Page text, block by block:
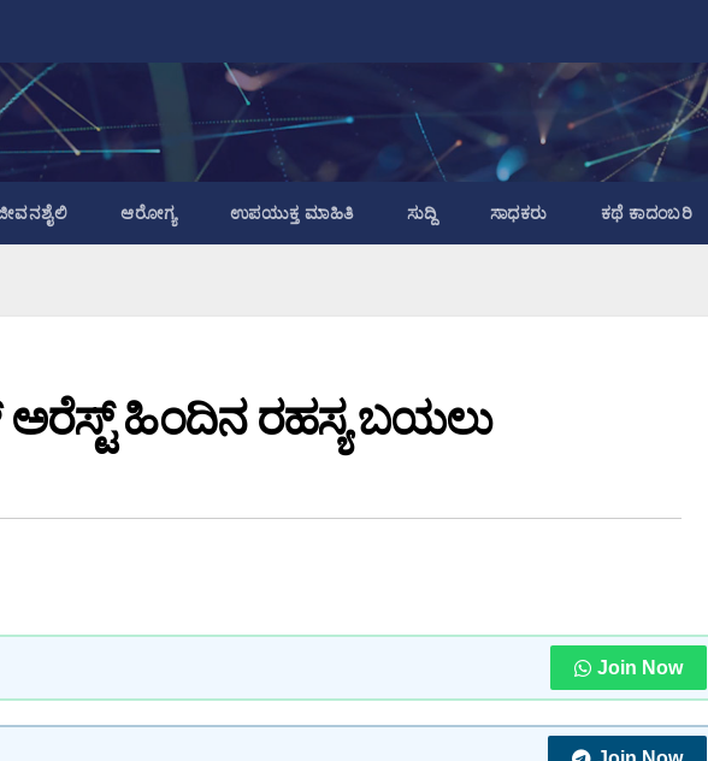
ಆರೋಗ್ಯ ಉಪಯುಕ್ತ ಮಾಹಿತಿ ಸುದ್ದಿ ಸಾಧಕರು ಕಥೆ ಕಾದಂಬರಿ
ಹಿಂದಿನ ರಹಸ್ಯ ಬಯಲು
Join Now